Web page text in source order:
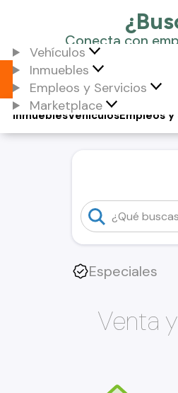
Vehículos
Inmuebles
Empleos y Servicios
Marketplace
Vehículos
Inmuebles Empleos
Especiales
Venta